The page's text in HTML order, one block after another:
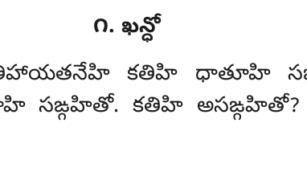
౧. ఖన్ధో
కతిహి ధాతూహి
కతిహి